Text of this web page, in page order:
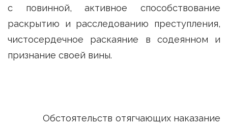
с повинной, активное способствование
раскрытию и расследованию преступления,
чистосердечное раскаяние в содеянном и
признание своей вины.
Обстоятельств отягчающих наказание